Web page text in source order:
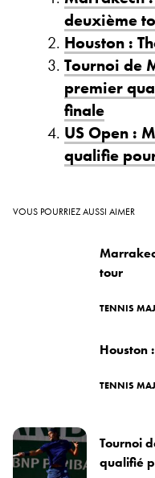
deuxième
Houston :
Tournoi de
premier
finale
US Open :
qualifie
VOUS POURRIEZ AUSSI AIMER
tour
TENNIS
Houston
TENNIS
Tournoi
qualifié